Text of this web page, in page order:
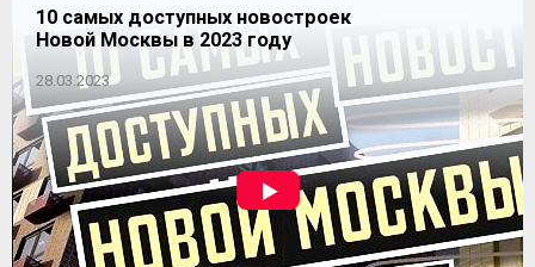
10 самых доступных новостроек
Новой Москвы в 2023 году
28.03.2023